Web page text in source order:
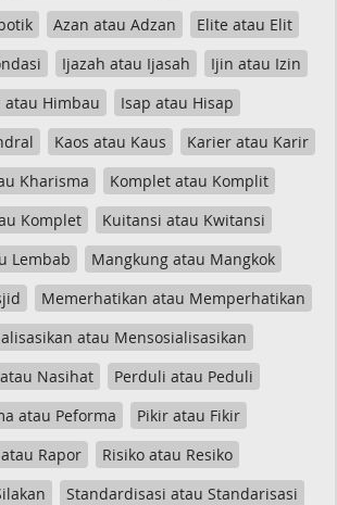
Azan atau Adzan
Elite atau Elit
Ijazah atau Ijasah
Ijin atau Izin
atau Himbau
Isap atau Hisap
Kaos atau Kaus
Karier atau Karir
Kharisma
Komplet atau Komplit
Komplet
Kuitansi atau Kwitansi
Lembab
Mangkung atau Mangkok
Memerhatikan atau Memperhatikan
atau Mensosialisasikan
Nasihat
Perduli atau Peduli
atau Peforma
Pikir atau Fikir
Rapor
Risiko atau Resiko
Standardisasi atau Standarisasi